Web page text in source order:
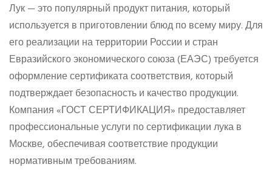
Лук — это популярный продукт питания, который
используется в приготовлении блюд по всему миру. Для
его реализации на территории России и стран
Евразийского экономического союза (ЕАЭС) требуется
оформление сертификата соответствия, который
подтверждает безопасность и качество продукции.
Компания «ГОСТ СЕРТИФИКАЦИЯ» предоставляет
профессиональные услуги по сертификации лука в
Москве, обеспечивая соответствие продукции
нормативным требованиям.